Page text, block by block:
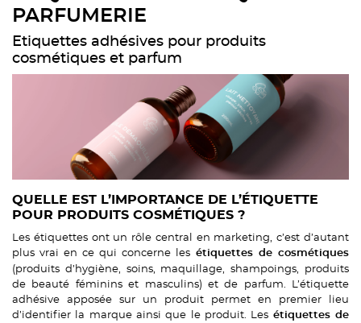
PARFUMERIE
Etiquettes adhésives pour produits
cosmétiques et parfum
QUELLE EST L’IMPORTANCE DE L’ÉTIQUETTE
POUR PRODUITS COSMÉTIQUES ?
Les étiquettes ont un rôle central en marketing, c’est d’autant
plus vrai en ce qui concerne les étiquettes de cosmétiques
(produits d’hygiène, soins, maquillage, shampoings, produits
de beauté féminins et masculins) et de parfum. L’étiquette
adhésive apposée sur un produit permet en premier lieu
d’identifier la marque ainsi que le produit. Les étiquettes de